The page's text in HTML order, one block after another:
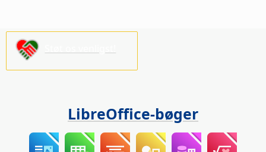
LibreOffice-bøger